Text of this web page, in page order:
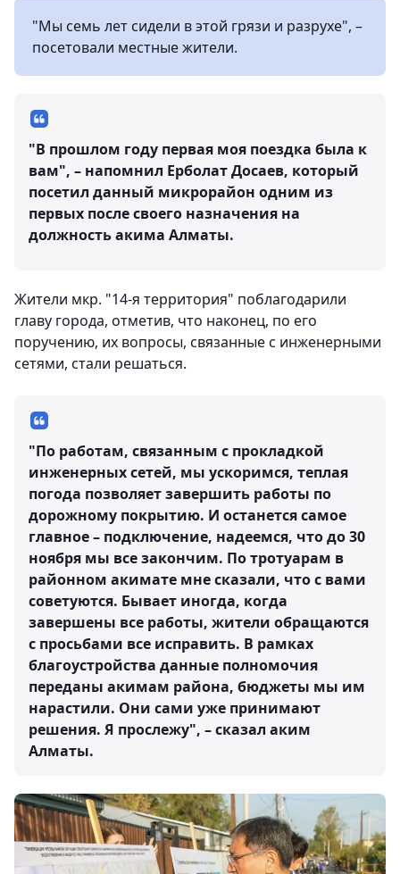
"Мы семь лет сидели в этой грязи и разрухе", –
посетовали местные жители.
"В прошлом году первая моя поездка была к
вам", – напомнил Ерболат Досаев, который
посетил данный микрорайон одним из
первых после своего назначения на
должность акима Алматы.
Жители мкр. "14-я территория" поблагодарили
главу города, отметив, что наконец, по его
поручению, их вопросы, связанные с инженерными
сетями, стали решаться.
"По работам, связанным с прокладкой
инженерных сетей, мы ускоримся, теплая
погода позволяет завершить работы по
дорожному покрытию. И останется самое
главное – подключение, надеемся, что до 30
ноября мы все закончим. По тротуарам в
районном акимате мне сказали, что с вами
советуются. Бывает иногда, когда
завершены все работы, жители обращаются
с просьбами все исправить. В рамках
благоустройства данные полномочия
переданы акимам района, бюджеты мы им
нарастили. Они сами уже принимают
решения. Я прослежу", – сказал аким
Алматы.